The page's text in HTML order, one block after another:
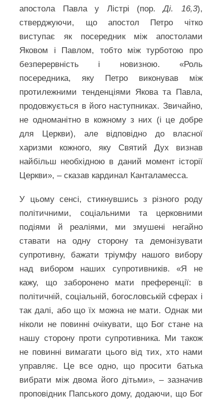
апостола Павла у Лістрі (пор.Ді. 16,3),
стверджуючи, що апостол Петро чітко
виступає як посередник між апостолами
Яковом і Павлом, тобто між турботою про
безперервність і новизною. «Роль
посередника, яку Петро виконував між
протилежними тенденціями Якова та Павла,
продовжується в його наступниках. Звичайно,
не одноманітно в кожному з них (і це добре
для Церкви), але відповідно до власної
харизми кожного, яку Святий Дух визнав
найбільш необхідною в даний момент історії
Церкви», – сказав кардинал Канталамесса.
У цьому сенсі, стикнувшись з різного роду
політичними, соціальними та церковними
подіями й реаліями, ми змушені негайно
ставати на одну сторону та демонізувати
супротивну, бажати тріумфу нашого вибору
над вибором наших супротивників. «Я не
кажу, що заборонено мати преференції: в
політичній, соціальній, богословській сферах і
так далі, або що їх можна не мати. Однак ми
ніколи не повинні очікувати, що Бог стане на
нашу сторону проти супротивника. Ми також
не повинні вимагати цього від тих, хто нами
управляє. Це все одно, що просити батька
вибрати між двома його дітьми», – зазначив
проповідник Папського дому, додаючи, що Бог